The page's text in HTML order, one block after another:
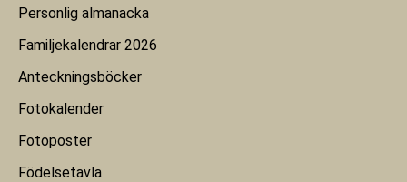
Personlig almanacka
Familjekalendrar 2026
Anteckningsböcker
Fotokalender
Fotoposter
Födelsetavla